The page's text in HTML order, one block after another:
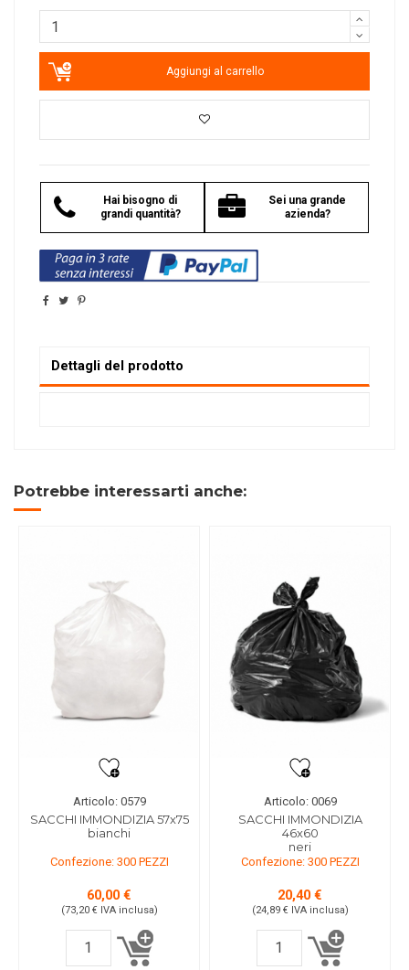
Aggiungi al carrello
Hai bisogno di
grandi quantità?
Sei una grande
azienda?
Dettagli del prodotto
Potrebbe interessarti anche:
Articolo: 0579
SACCHI IMMONDIZIA 57x75
bianchi
Confezione: 300 PEZZI
60,00 €
(73,20 € IVA inclusa)
Articolo: 0069
SACCHI IMMONDIZIA
46x60
neri
Confezione: 300 PEZZI
20,40 €
(24,89 € IVA inclusa)